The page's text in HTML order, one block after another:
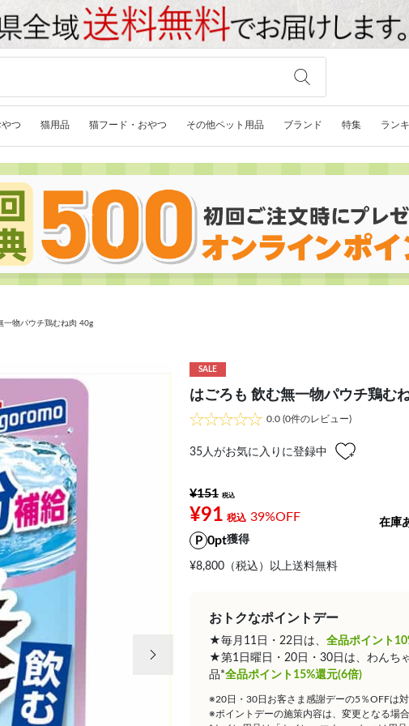
つ 猫用品 猫フード・おやつ その他ペット用品 ブランド 特集 ラン
一物パウチ鶏むね肉 40g
SALE
はごろも 飲む無一物パウチ鶏む
0.0 (0件のレビュー)
35人がお気に入りに登録中
¥151
¥91
39%OFF
0pt獲得
¥8,800（税込）以上送料無料
在庫
おトクなポイントデー
★毎月11日・22日は、 全品ポイント
★第1日曜日・20日・30日は、わんち
品*全品ポイント15%還元(6倍)
※20日・30日お客さま感謝デーの5％OFFは対
※ポイントデーの施策内容は、変更となる場合